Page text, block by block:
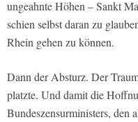
ungeahnte Höhen – Sankt
schien selbst daran zu
Rhein gehen zu können.
Dann der Absturz. Der
platzte. Und damit die
Bundeszensurministers, den